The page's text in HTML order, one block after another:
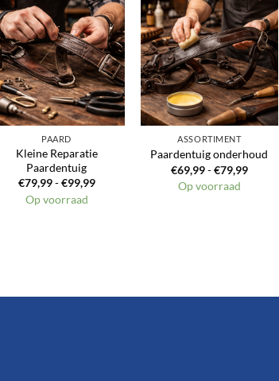
Toevoegen
aan
verlanglijst
PAARD
Kleine Reparatie
Paardentuig
€79,99-€99,99Prijsklasse:
Op voorraad
Toevoegen
aan
verlanglijst
ASSORTIMENT
Paardentuig onderhoud
€69,99-€79,99
Op voorraad